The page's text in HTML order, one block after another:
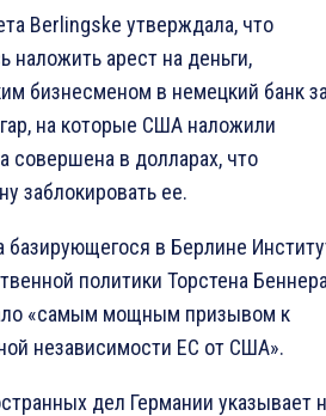
Berlingske утверждала, что
наложить арест на деньги,
бизнесменом в немецкий банк
на которые США наложили
совершена в долларах, что
заблокировать ее.
базирующегося в Берлине
политики Торстена
«самым мощным призывом к
независимости ЕС от США».
дел Германии указывает